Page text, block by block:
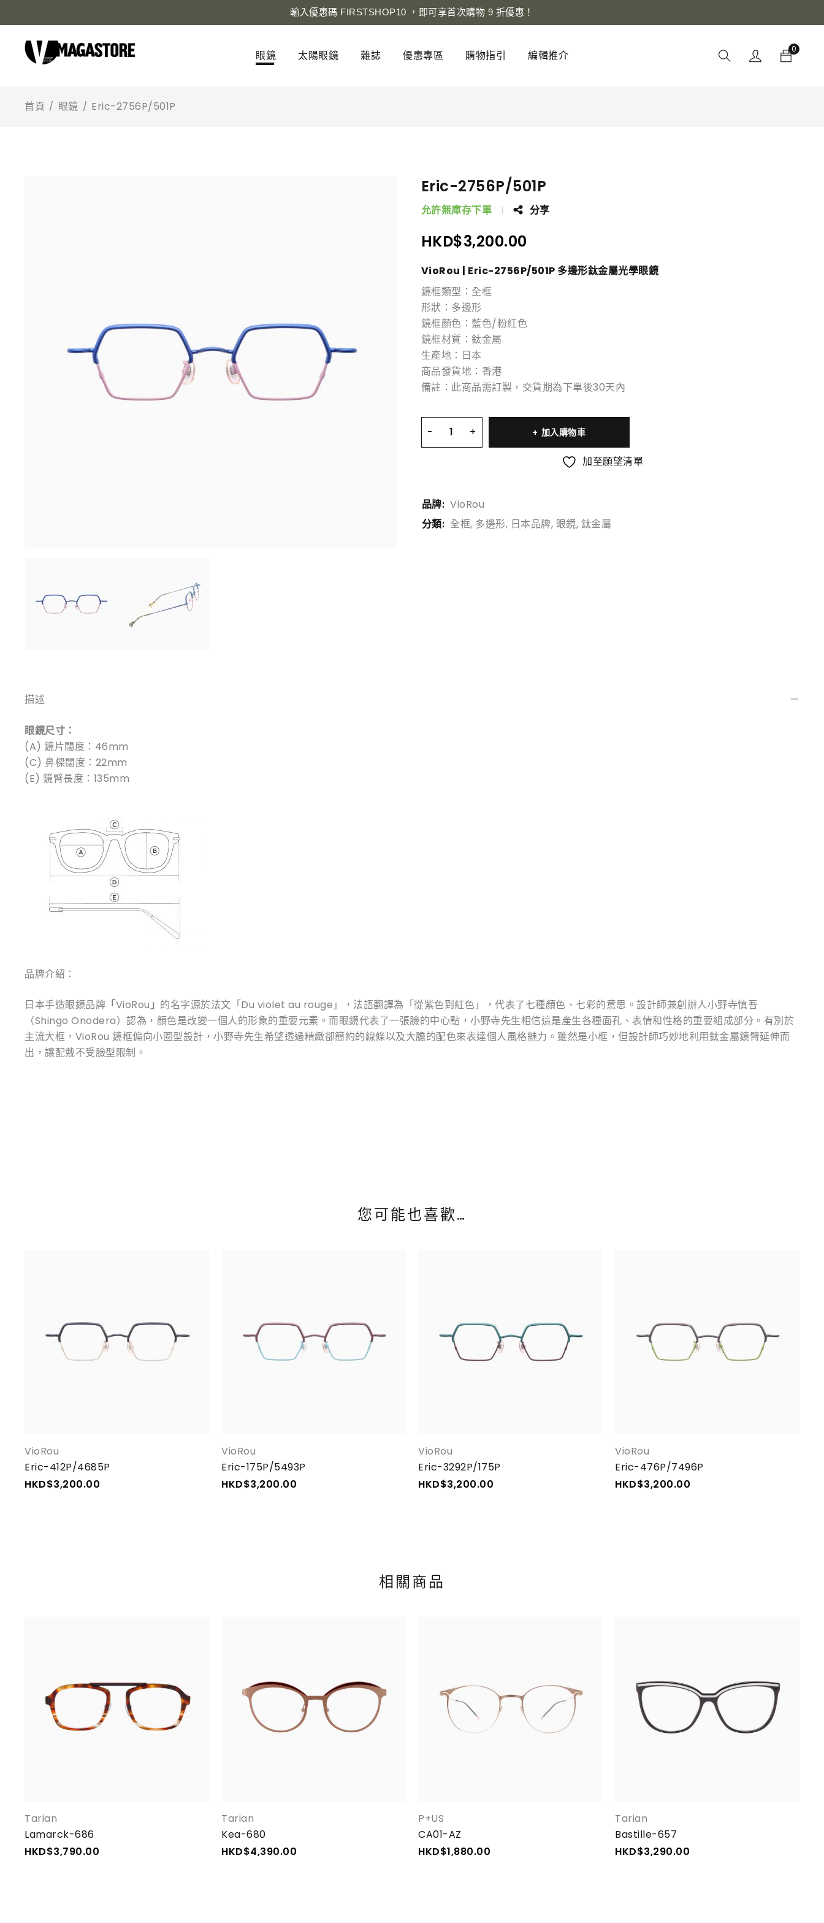
輸入優惠碼 FIRSTSHOP10 ，即可享首次購物 9 折優惠！
眼鏡 太陽眼鏡 雜誌 優惠專區 購物指引 編輯推介 0
首頁 / 眼鏡 / Eric-2756P/501P
Eric-2756P/501P
允許無庫存下單 分享
HKD$3,200.00
VioRou | Eric-2756P/501P 多邊形鈦金屬光學眼鏡
鏡框類型：全框
形狀：多邊形
鏡框顏色：藍色/粉紅色
鏡框材質：鈦金屬
生產地：日本
商品發貨地：香港
備註：此商品需訂製，交貨期為下單後30天內
加入購物車
加至願望清單
品牌: VioRou
分類: 全框, 多邊形, 日本品牌, 眼鏡, 鈦金屬
描述
眼鏡尺寸：
(A) 鏡片闊度：46mm
(C) 鼻樑闊度：22mm
(E) 鏡臂長度：135mm
品牌介紹：
日本手造眼鏡品牌 「VioRou」 的名字源於法文「Du violet au rouge」，法語翻譯為「從紫色到紅色」，代表了七種顏色、七彩的意思。設計師兼創辦人小野寺慎吾
（Shingo Onodera）認為，顏色是改變一個人的形象的重要元素。而眼鏡代表了一張臉的中心點，小野寺先生相信這是產生各種面孔、表情和性格的重要組成部分。有別於
主流大框，VioRou 鏡框偏向小圈型設計，小野寺先生希望透過精緻卻簡約的線條以及大膽的配色來表達個人風格魅力。雖然是小框，但設計師巧妙地利用鈦金屬鏡臂延伸而
出，讓配戴不受臉型限制。
您可能也喜歡…
VioRou
Eric-412P/4685P
HKD$3,200.00
VioRou
Eric-175P/5493P
HKD$3,200.00
VioRou
Eric-3292P/175P
HKD$3,200.00
VioRou
Eric-476P/7496P
HKD$3,200.00
相關商品
Tarian
Lamarck-686
HKD$3,790.00
Tarian
Kea-680
HKD$4,390.00
P+US
CA01-AZ
HKD$1,880.00
Tarian
Bastille-657
HKD$3,290.00